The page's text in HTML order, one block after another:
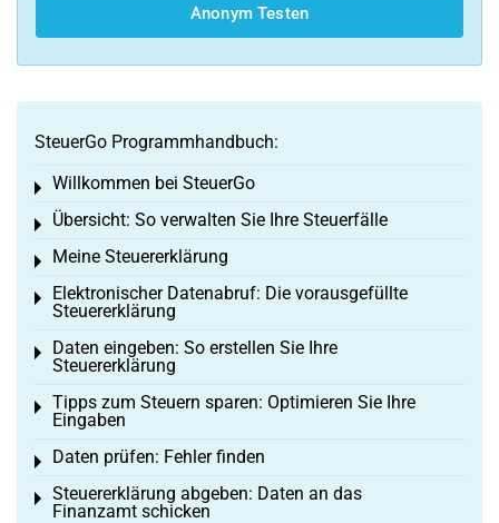
Anonym Testen
SteuerGo Programmhandbuch:
Willkommen bei SteuerGo
Toggle menu
Übersicht: So verwalten Sie Ihre Steuerfälle
Toggle menu
Meine Steuererklärung
Toggle menu
Elektronischer Datenabruf: Die vorausgefüllte
Steuererklärung
Toggle menu
Daten eingeben: So erstellen Sie Ihre
Steuererklärung
Toggle menu
Tipps zum Steuern sparen: Optimieren Sie Ihre
Eingaben
Toggle menu
Daten prüfen: Fehler finden
Toggle menu
Steuererklärung abgeben: Daten an das
Finanzamt schicken
Toggle menu